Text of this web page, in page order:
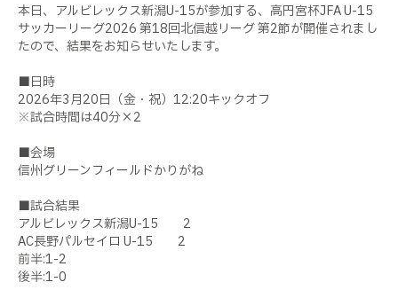
本日、アルビレックス新潟U-15が参加する、高円宮杯JFA U-15
サッカーリーグ2026 第18回北信越リーグ 第2節が開催されまし
たので、結果をお知らせいたします。
■日時
2026年3月20日（金・祝）12:20キックオフ
※試合時間は40分×2
■会場
信州グリーンフィールドかりがね
■試合結果
アルビレックス新潟U-15 2
AC長野パルセイロ U-15 2
前半:1-2
後半:1-0